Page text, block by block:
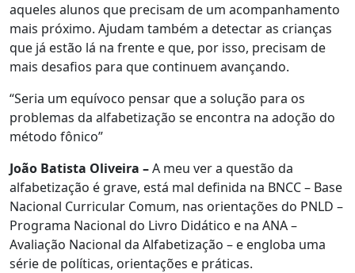
aqueles alunos que precisam de um acompanhamento
mais próximo. Ajudam também a detectar as crianças
que já estão lá na frente e que, por isso, precisam de
mais desafios para que continuem avançando.
“Seria um equívoco pensar que a solução para os
problemas da alfabetização se encontra na adoção do
método fônico”
João Batista Oliveira –A meu ver a questão da
alfabetização é grave, está mal definida na BNCC – Base
Nacional Curricular Comum, nas orientações do PNLD –
Programa Nacional do Livro Didático e na ANA –
Avaliação Nacional da Alfabetização – e engloba uma
série de políticas, orientações e práticas.